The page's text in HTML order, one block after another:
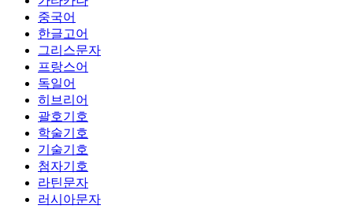
중국어
한글고어
그리스문자
프랑스어
독일어
히브리어
괄호기호
학술기호
기술기호
첨자기호
라틴문자
러시아문자